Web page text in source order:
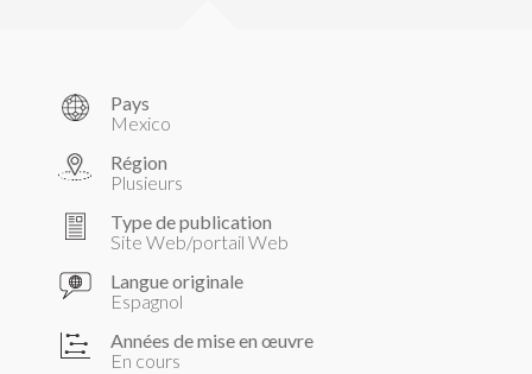
Pays
Mexico
Région
Plusieurs
Type de publication
Site Web/portail Web
Langue originale
Espagnol
Années de mise en œuvre
En cours